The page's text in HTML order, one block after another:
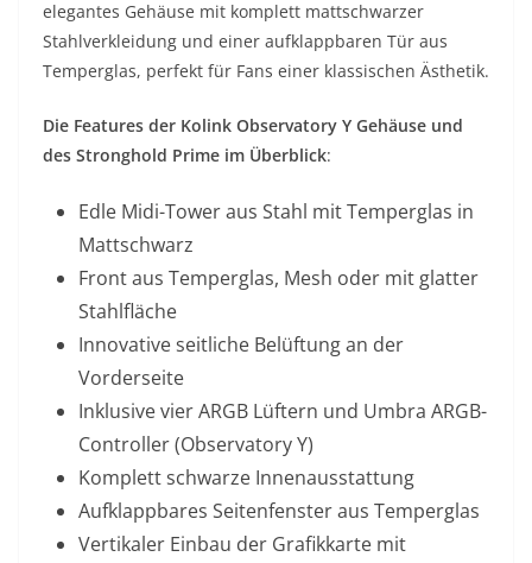
elegantes Gehäuse mit komplett mattschwarzer
Stahlverkleidung und einer aufklappbaren Tür aus
Temperglas, perfekt für Fans einer klassischen Ästhetik.
Die Features der Kolink Observatory Y Gehäuse und
des Stronghold Prime im Überblick:
Edle Midi-Tower aus Stahl mit Temperglas in
Mattschwarz
Front aus Temperglas, Mesh oder mit glatter
Stahlfläche
Innovative seitliche Belüftung an der
Vorderseite
Inklusive vier ARGB Lüftern und Umbra ARGB-
Controller (Observatory Y)
Komplett schwarze Innenausstattung
Aufklappbares Seitenfenster aus Temperglas
Vertikaler Einbau der Grafikkarte mit